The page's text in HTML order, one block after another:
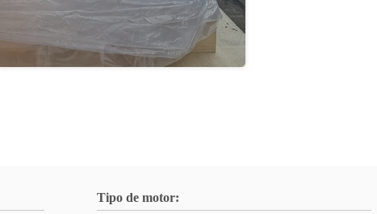
Tipo de motor: